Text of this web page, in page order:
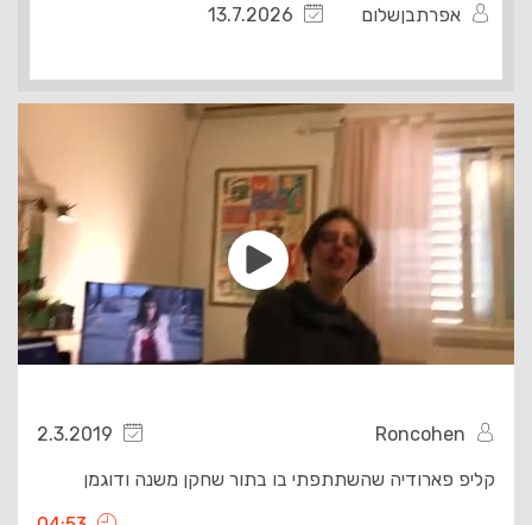
אפרתבןשלום 13.7.2026
2.3.2019
קליפ פארודיה שהשתתפתי בו בתור שחקן משנה ודוגמן